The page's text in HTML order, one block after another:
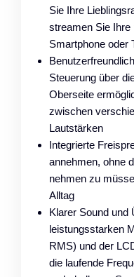
Sie Ihre
streamen Sie
Smartphone oder
Steuerung über
Oberseite
zwischen
Lautstärken
Integrierte
annehmen, ohne
nehmen zu
Alltag
Klarer Sound und
leistungsstarken
RMS) und der
die laufende